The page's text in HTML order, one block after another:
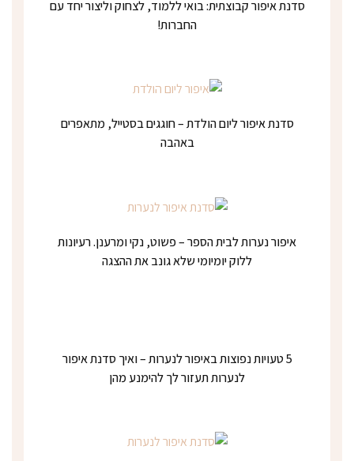
סדנת איפור קבוצתית: בואי ללמוד, לצחוק וליצור יחד עם
החברות!
סדנת איפור ליום הולדת – חוגגים בסטייל, מתאפרים
באהבה
איפור נערות לבית הספר – פשוט, נקי ומרענן. רעיונות
ללוק יומיומי שלא גונב את ההצגה
5 טעויות נפוצות באיפור לנערות – ואיך סדנת איפור
לנערות תעזור לך להימנע מהן